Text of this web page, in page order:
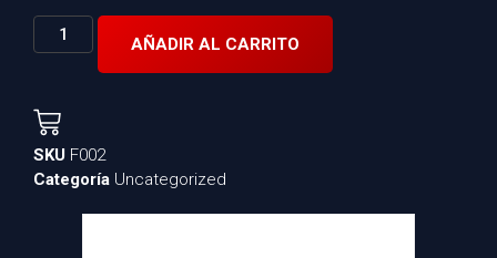
AÑADIR AL CARRITO
SKU F002
Categoría Uncategorized